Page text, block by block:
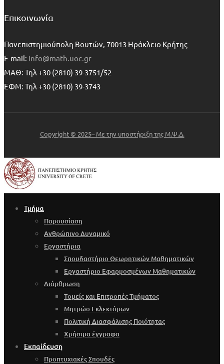
Επικοινωνία
Πανεπιστημιούπολη Βουτών, 70013 Ηράκλειο Κρήτης
E-mail: info@math.uoc.gr
ΜΑΘ: Τηλ +30 (2810) 39-3751/52
ΕΦΜ: Τηλ +30 (2810) 39-3743
Copyright © 2025– Με την υποστήριξη της Μ.Ψ.Δ.
Τμήμα
Παρουσίαση
Ανθρώπινο Δυναμικό
Εργαστήρια
Σπουδαστήριο Θεωρητικών Μαθηματικών
Εργαστήριο Εφαρμοσμένων Μαθηματικών
Διάρθρωση
Τομείς και Επιτροπές Τμήματος
Μητρώο Εκλεκτόρων
Πολιτική Διασφάλισης Ποιότητας
Χρήσιμα έγγραφα
Εκπαίδευση
Προπτυχιακές Σπουδές